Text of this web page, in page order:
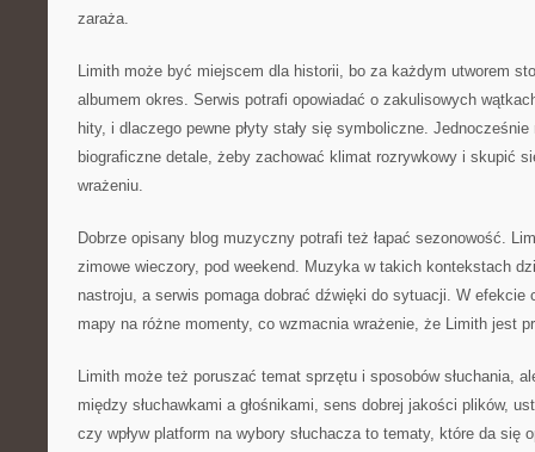
zaraża.
Limith może być miejscem dla historii, bo za każdym utworem
albumem okres. Serwis potrafi opowiadać o zakulisowych
hity, i dlaczego pewne płyty stały się symboliczne.
biograficzne detale, żeby zachować klimat rozrywkowy i skupić
wrażeniu.
Dobrze opisany blog muzyczny potrafi też łapać sezonowość.
zimowe wieczory, pod weekend. Muzyka w takich kontekstach
nastroju, a serwis pomaga dobrać dźwięki do sytuacji. W
mapy na różne momenty, co wzmacnia wrażenie, że Limith jest
Limith może też poruszać temat sprzętu i sposobów słuchania,
między słuchawkami a głośnikami, sens dobrej jakości plików,
czy wpływ platform na wybory słuchacza to tematy, które da się